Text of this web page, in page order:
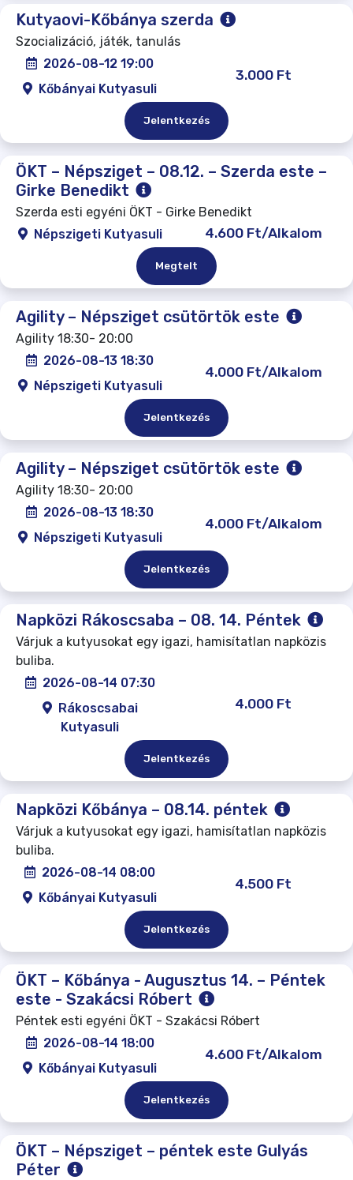
Kutyaovi-Kőbánya szerda
Szocializáció, játék, tanulás
2026-08-12 19:00
Kőbányai Kutyasuli
3.000 Ft
Jelentkezés
ÖKT – Népsziget – 08.12. – Szerda este –
Girke Benedikt
Szerda esti egyéni ÖKT - Girke Benedikt
Népszigeti Kutyasuli
4.600 Ft/Alkalom
Megtelt
Agility – Népsziget csütörtök este
Agility 18:30- 20:00
2026-08-13 18:30
Népszigeti Kutyasuli
4.000 Ft/Alkalom
Jelentkezés
Agility – Népsziget csütörtök este
Agility 18:30- 20:00
2026-08-13 18:30
Népszigeti Kutyasuli
4.000 Ft/Alkalom
Jelentkezés
Napközi Rákoscsaba – 08. 14. Péntek
Várjuk a kutyusokat egy igazi, hamisítatlan napközis
buliba.
2026-08-14 07:30
Rákoscsabai
Kutyasuli
4.000 Ft
Jelentkezés
Napközi Kőbánya – 08.14. péntek
Várjuk a kutyusokat egy igazi, hamisítatlan napközis
buliba.
2026-08-14 08:00
Kőbányai Kutyasuli
4.500 Ft
Jelentkezés
ÖKT – Kőbánya - Augusztus 14. – Péntek
este - Szakácsi Róbert
Péntek esti egyéni ÖKT - Szakácsi Róbert
2026-08-14 18:00
Kőbányai Kutyasuli
4.600 Ft/Alkalom
Jelentkezés
ÖKT – Népsziget – péntek este Gulyás
Péter